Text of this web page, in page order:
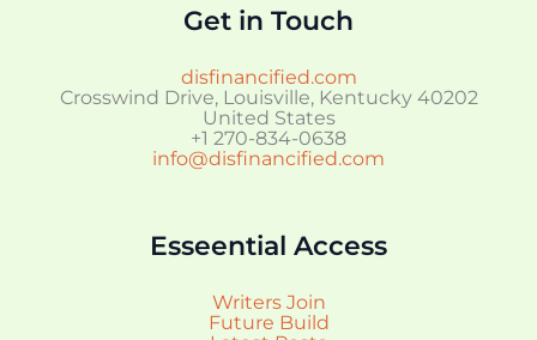
Get in Touch
disfinancified.com
Crosswind Drive, Louisville, Kentucky 40202
United States
+1 270-834-0638
info@disfinancified.com
Esseential Access
Writers Join
Future Build